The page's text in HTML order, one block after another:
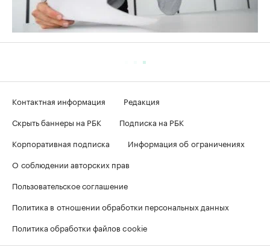
Контактная информация
Редакция
Скрыть баннеры на РБК
Подписка на РБК
Корпоративная подписка
Информация об ограничениях
О соблюдении авторских прав
Пользовательское соглашение
Политика в отношении обработки персональных данных
Политика обработки файлов cookie